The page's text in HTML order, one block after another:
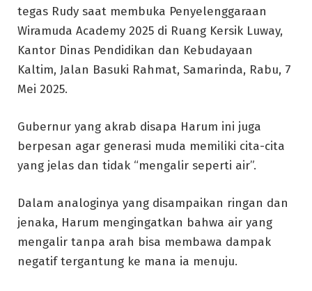
tegas Rudy saat membuka Penyelenggaraan
Wiramuda Academy 2025 di Ruang Kersik Luway,
Kantor Dinas Pendidikan dan Kebudayaan
Kaltim, Jalan Basuki Rahmat, Samarinda, Rabu, 7
Mei 2025.
Gubernur yang akrab disapa Harum ini juga
berpesan agar generasi muda memiliki cita-cita
yang jelas dan tidak “mengalir seperti air”.
Dalam analoginya yang disampaikan ringan dan
jenaka, Harum mengingatkan bahwa air yang
mengalir tanpa arah bisa membawa dampak
negatif tergantung ke mana ia menuju.